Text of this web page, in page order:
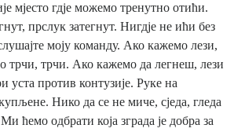
мјесто гдје можемо тренутно отићи.
прслук затегнут. Нигдје не ићи без
моју команду. Ако кажемо лези,
трчи, трчи. Ако кажемо да легнеш, лези
уста против контузије. Руке на
Нико да се не миче, сједа, гледа
ћемо одбрати која зграда је добра за